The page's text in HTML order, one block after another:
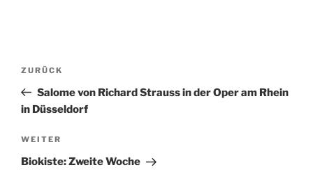
Beitragsnavigation
Vorheriger
Beitrag
ZURÜCK
Salome von Richard Strauss in der Oper am Rhein
in Düsseldorf
Nächster
Beitrag
WEITER
Biokiste: Zweite Woche